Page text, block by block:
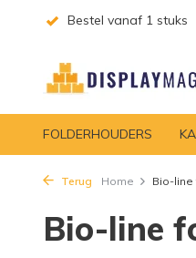
Bestel vanaf 1 stuks
FOLDERHOUDERS
Terug Home Bio-line
Bio-line